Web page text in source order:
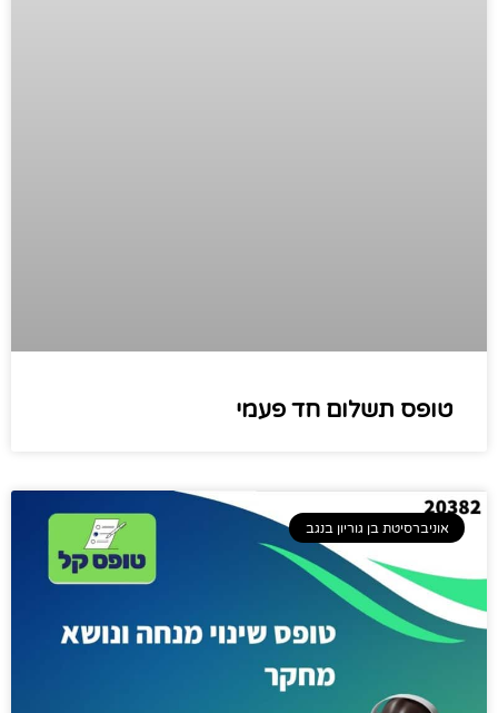
טופס תשלום חד פעמי​
אוניברסיטת בן גוריון בנגב